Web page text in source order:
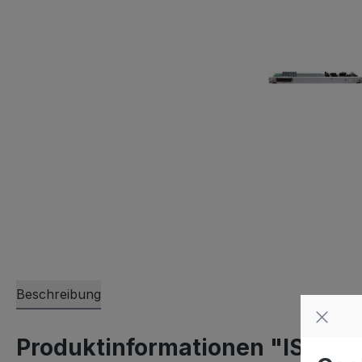
Beschreibung
Produktinformationen "ISAM